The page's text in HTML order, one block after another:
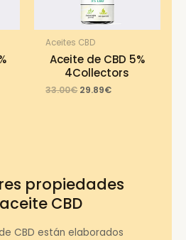
Aceites CBD
Aceite de CBD 5%
4Collectors
33.00€ Original
29.89€Current
propiedades
CBD
CBD están elaborados